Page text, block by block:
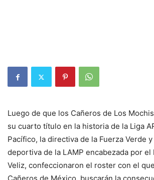
Luego de que los Cañeros de Los
su cuarto título en la historia de la Liga
Pacífico, la directiva de la Fuerza Verde
deportiva de la LAMP encabezada por el
Veliz, confeccionaron el roster con el